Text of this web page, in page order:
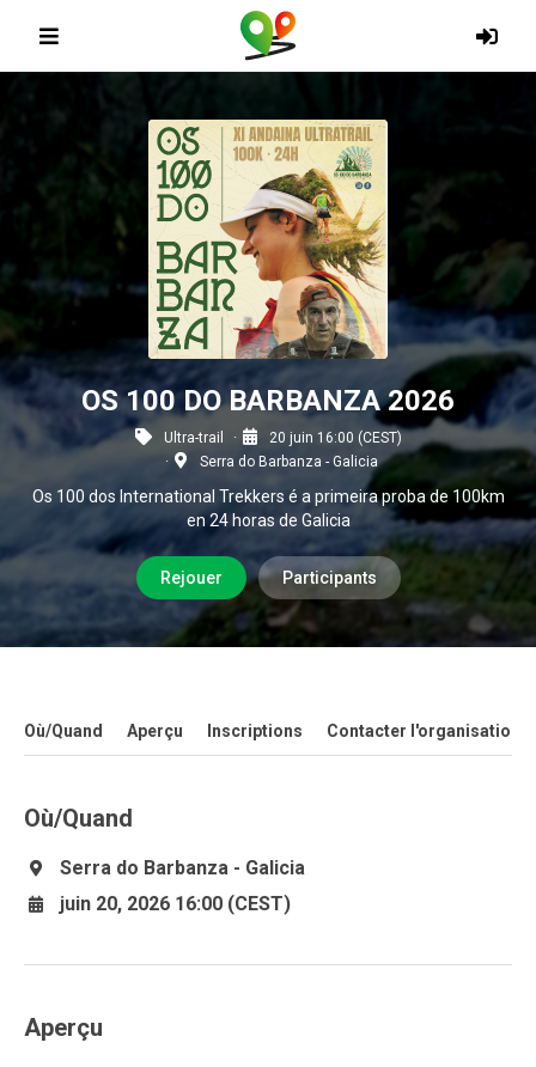
OS 100 DO BARBANZA 2026
Ultra-trail
20 juin 16:00 (CEST)
Serra do Barbanza - Galicia
Os 100 dos International Trekkers é a primeira proba de 100km
en 24 horas de Galicia
Rejouer Participants
Où/Quand Aperçu Inscriptions Contacter l'organisation
Où/Quand
Serra do Barbanza - Galicia
juin 20, 2026 16:00 (CEST)
Aperçu